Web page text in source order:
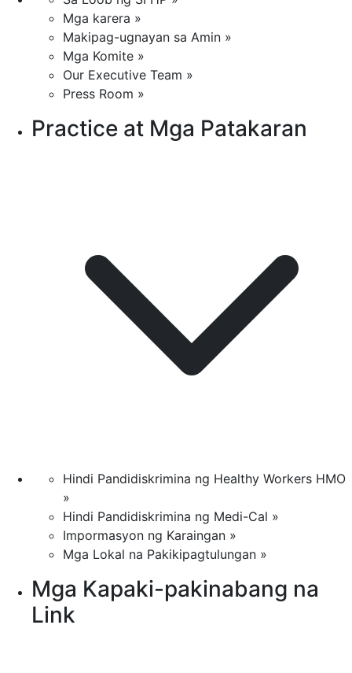
Mga karera »
Makipag-ugnayan sa Amin »
Mga Komite »
Our Executive Team »
Press Room »
Practice at Mga Patakaran
Hindi Pandidiskrimina ng Healthy Workers HMO
»
Hindi Pandidiskrimina ng Medi-Cal »
Impormasyon ng Karaingan »
Mga Lokal na Pakikipagtulungan »
Mga Kapaki-pakinabang na
Link